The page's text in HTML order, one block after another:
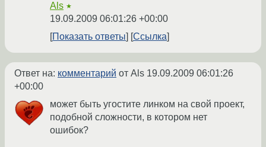
Als ★
19.09.2009 06:01:26 +00:00
Показать ответы
Ссылка
Ответ на: комментарий от Als 19.09.2009 06:01:26
+00:00
может быть угостите линком на свой проект,
подобной сложности, в котором нет
ошибок?